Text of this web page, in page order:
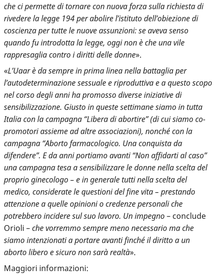
che ci permette di tornare con nuova forza sulla richiesta di
rivedere la legge 194 per abolire l’istituto dell’obiezione di
coscienza per tutte le nuove assunzioni: se aveva senso
quando fu introdotta la legge, oggi non è che una vile
rappresaglia contro i diritti delle donne».
«L’Uaar è da sempre in prima linea nella battaglia per
l’autodeterminazione sessuale e riproduttiva e a questo scopo
nel corso degli anni ha promosso diverse iniziative di
sensibilizzazione. Giusto in queste settimane siamo in tutta
Italia con la campagna “Libera di abortire” (di cui siamo co-
promotori assieme ad altre associazioni), nonché con la
campagna “Aborto farmacologico. Una conquista da
difendere”. E da anni portiamo avanti “Non affidarti al caso”
una campagna tesa a sensibilizzare le donne nella scelta del
proprio ginecologo – e in generale tutti nella scelta del
medico, considerate le questioni del fine vita – prestando
attenzione a quelle opinioni o credenze personali che
potrebbero incidere sul suo lavoro. Un impegno– conclude
Orioli –che vorremmo sempre meno necessario ma che
siamo intenzionati a portare avanti finché il diritto a un
aborto libero e sicuro non sarà realtà».
Maggiori informazioni: